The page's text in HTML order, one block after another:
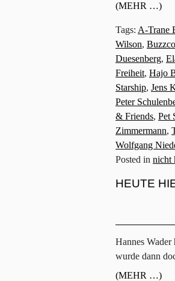
(MEHR …)
Tags: A-Trane
Wilson,
Duesenberg,
Freiheit, Hajo
Starship, Jens
Peter
& Friends, Pet
Zimmermann,
Wolfgang
Posted in nicht
HEUTE
Hannes
wurde dann
(MEHR …)